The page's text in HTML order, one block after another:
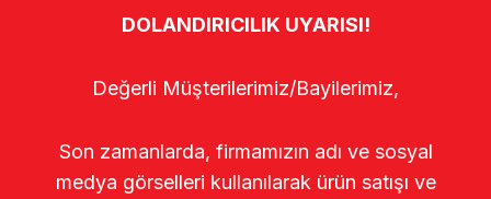
DOLANDIRICILIK UYARISI!
Değerli Müşterilerimiz/Bayilerimiz,
Son zamanlarda, firmamızın adı ve sosyal
medya görselleri kullanılarak ürün satışı ve